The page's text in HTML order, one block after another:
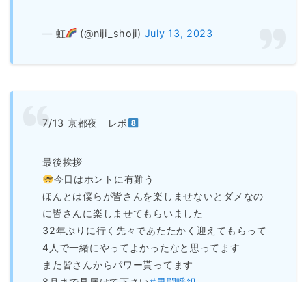
— 虹 (@niji_shoji) July 13, 2023
7/13 京都夜 レポ
最後挨拶
今日はホントに有難う
ほんとは僕らが皆さんを楽しませないとダメなの
に皆さんに楽しませてもらいました
32年ぶりに行く先々であたたかく迎えてもらって
4人で一緒にやってよかったなと思ってます
また皆さんからパワー貰ってます